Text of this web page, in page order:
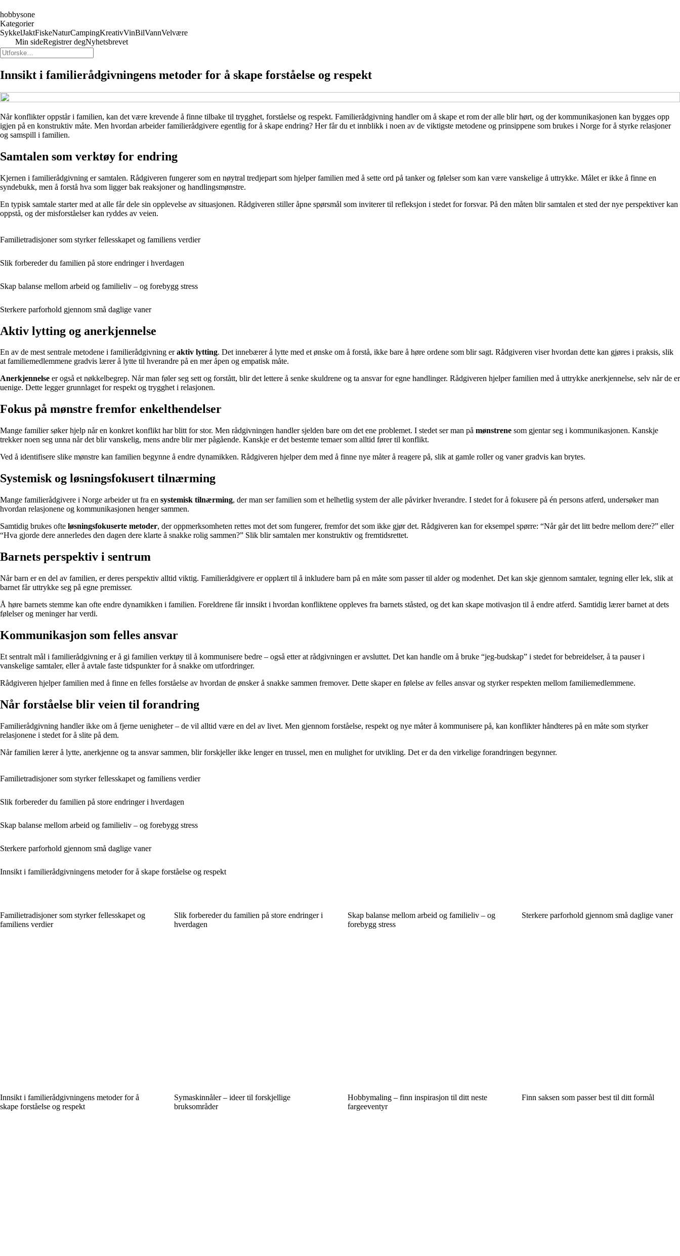
hobbysone
Kategorier
SykkelJaktFiskeNaturCampingKreativVinBilVannVelvære
Min sideRegistrer degNyhetsbrevet
Innsikt i familierådgivningens metoder for å skape forståelse og respekt
Når konflikter oppstår i familien, kan det være krevende å finne tilbake til trygghet, forståelse og respekt. Familierådgivning handler om å skape et rom der alle blir hørt, og der kommunikasjonen kan bygges opp
igjen på en konstruktiv måte. Men hvordan arbeider familierådgivere egentlig for å skape endring? Her får du et innblikk i noen av de viktigste metodene og prinsippene som brukes i Norge for å styrke relasjoner
og samspill i familien.
Samtalen som verktøy for endring
Kjernen i familierådgivning er samtalen. Rådgiveren fungerer som en nøytral tredjepart som hjelper familien med å sette ord på tanker og følelser som kan være vanskelige å uttrykke. Målet er ikke å finne en
syndebukk, men å forstå hva som ligger bak reaksjoner og handlingsmønstre.
En typisk samtale starter med at alle får dele sin opplevelse av situasjonen. Rådgiveren stiller åpne spørsmål som inviterer til refleksjon i stedet for forsvar. På den måten blir samtalen et sted der nye perspektiver kan
oppstå, og der misforståelser kan ryddes av veien.
Familietradisjoner som styrker fellesskapet og familiens verdier
Slik forbereder du familien på store endringer i hverdagen
Skap balanse mellom arbeid og familieliv – og forebygg stress
Sterkere parforhold gjennom små daglige vaner
Aktiv lytting og anerkjennelse
En av de mest sentrale metodene i familierådgivning eraktiv lytting. Det innebærer å lytte med et ønske om å forstå, ikke bare å høre ordene som blir sagt. Rådgiveren viser hvordan dette kan gjøres i praksis, slik
at familiemedlemmene gradvis lærer å lytte til hverandre på en mer åpen og empatisk måte.
Anerkjennelse er også et nøkkelbegrep. Når man føler seg sett og forstått, blir det lettere å senke skuldrene og ta ansvar for egne handlinger. Rådgiveren hjelper familien med å uttrykke anerkjennelse, selv når de er
uenige. Dette legger grunnlaget for respekt og trygghet i relasjonen.
Fokus på mønstre fremfor enkelthendelser
Mange familier søker hjelp når en konkret konflikt har blitt for stor. Men rådgivningen handler sjelden bare om det ene problemet. I stedet ser man på mønstrene som gjentar seg i kommunikasjonen. Kanskje
trekker noen seg unna når det blir vanskelig, mens andre blir mer pågående. Kanskje er det bestemte temaer som alltid fører til konflikt.
Ved å identifisere slike mønstre kan familien begynne å endre dynamikken. Rådgiveren hjelper dem med å finne nye måter å reagere på, slik at gamle roller og vaner gradvis kan brytes.
Systemisk og løsningsfokusert tilnærming
Mange familierådgivere i Norge arbeider ut fra en systemisk tilnærming, der man ser familien som et helhetlig system der alle påvirker hverandre. I stedet for å fokusere på én persons atferd, undersøker man
hvordan relasjonene og kommunikasjonen henger sammen.
Samtidig brukes ofte løsningsfokuserte metoder, der oppmerksomheten rettes mot det som fungerer, fremfor det som ikke gjør det. Rådgiveren kan for eksempel spørre: “Når går det litt bedre mellom dere?” eller
“Hva gjorde dere annerledes den dagen dere klarte å snakke rolig sammen?” Slik blir samtalen mer konstruktiv og fremtidsrettet.
Barnets perspektiv i sentrum
Når barn er en del av familien, er deres perspektiv alltid viktig. Familierådgivere er opplært til å inkludere barn på en måte som passer til alder og modenhet. Det kan skje gjennom samtaler, tegning eller lek, slik at
barnet får uttrykke seg på egne premisser.
Å høre barnets stemme kan ofte endre dynamikken i familien. Foreldrene får innsikt i hvordan konfliktene oppleves fra barnets ståsted, og det kan skape motivasjon til å endre atferd. Samtidig lærer barnet at dets
følelser og meninger har verdi.
Kommunikasjon som felles ansvar
Et sentralt mål i familierådgivning er å gi familien verktøy til å kommunisere bedre – også etter at rådgivningen er avsluttet. Det kan handle om å bruke “jeg-budskap” i stedet for bebreidelser, å ta pauser i
vanskelige samtaler, eller å avtale faste tidspunkter for å snakke om utfordringer.
Rådgiveren hjelper familien med å finne en felles forståelse av hvordan de ønsker å snakke sammen fremover. Dette skaper en følelse av felles ansvar og styrker respekten mellom familiemedlemmene.
Når forståelse blir veien til forandring
Familierådgivning handler ikke om å fjerne uenigheter – de vil alltid være en del av livet. Men gjennom forståelse, respekt og nye måter å kommunisere på, kan konflikter håndteres på en måte som styrker
relasjonene i stedet for å slite på dem.
Når familien lærer å lytte, anerkjenne og ta ansvar sammen, blir forskjeller ikke lenger en trussel, men en mulighet for utvikling. Det er da den virkelige forandringen begynner.
Familietradisjoner som styrker fellesskapet og familiens verdier
Slik forbereder du familien på store endringer i hverdagen
Skap balanse mellom arbeid og familieliv – og forebygg stress
Sterkere parforhold gjennom små daglige vaner
Innsikt i familierådgivningens metoder for å skape forståelse og respekt
Familietradisjoner som styrker fellesskapet og
familiens verdier
Slik forbereder du familien på store endringer i
hverdagen
Skap balanse mellom arbeid og familieliv – og
forebygg stress
Sterkere parforhold gjennom små daglige vaner
Innsikt i familierådgivningens metoder for å
skape forståelse og respekt
Symaskinnåler – ideer til forskjellige
bruksområder
Hobbymaling – finn inspirasjon til ditt neste
fargeeventyr
Finn saksen som passer best til ditt formål